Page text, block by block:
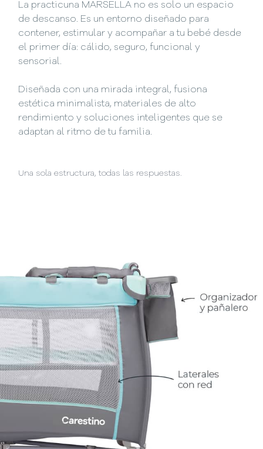
La practicuna MARSELLA no es solo un espacio
de descanso. Es un entorno diseñado para
contener, estimular y acompañar a tu bebé desde
el primer día: cálido, seguro, funcional y
sensorial.
Diseñada con una mirada integral, fusiona
estética minimalista, materiales de alto
rendimiento y soluciones inteligentes que se
adaptan al ritmo de tu familia.
Una sola estructura, todas las respuestas.